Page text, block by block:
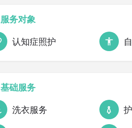
服务对象
认知症照护
基础服务
洗衣服务